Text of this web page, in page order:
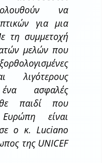
να
για μια
τη συμμετοχή
μελών που
λιγότερους
ένα ασφαλές
παιδί που
είναι
ο κ. Luciano
της UNICEF